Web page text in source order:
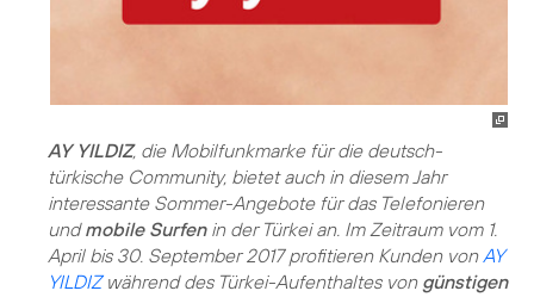
AY YILDIZ, die Mobilfunkmarke für die deutsch-
türkische Community, bietet auch in diesem Jahr
interessante Sommer-Angebote für das Telefonieren
undmobile Surfenin der Türkei an. Im Zeitraum vom 1.
April bis 30. September 2017 profitieren Kunden von AY
YILDIZwährend des Türkei-Aufenthaltes von günstigen